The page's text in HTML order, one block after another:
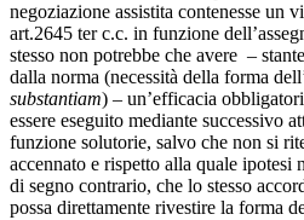
negoziazione assistita contenesse un
art.2645 ter c.c. in funzione
stesso non potrebbe che avere –
dalla norma (necessità della forma
substantiam) – un’efficacia
essere eseguito mediante successivo
funzione solutorie, salvo che non si
accennato e rispetto alla quale ipotesi
di segno contrario, che lo stesso
possa direttamente rivestire la forma